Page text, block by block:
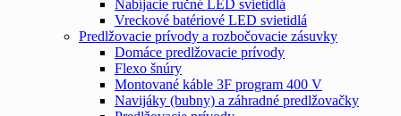
Nabíjacie ručné LED svietidlá
Vreckové batériové LED svietidlá
Predlžovacie prívody a rozbočovacie zásuvky
Domáce predlžovacie prívody
Flexo šnúry
Montované káble 3F program 400 V
Navijáky (bubny) a záhradné predlžovačky